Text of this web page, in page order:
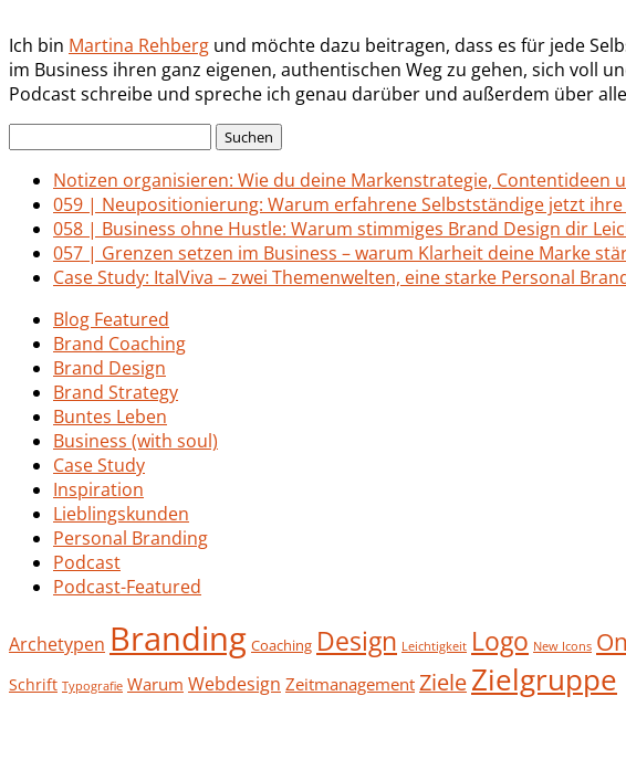
Ich bin Martina Rehberg und möchte dazu beitragen, dass es für jede
im Business ihren ganz eigenen, authentischen Weg zu gehen, sich voll
Podcast schreibe und spreche ich genau darüber und außerdem über
Notizen organisieren: Wie du deine Markenstrategie,
059 | Neupositionierung: Warum erfahrene Selbstständige jetzt
058 | Business ohne Hustle: Warum stimmiges Brand Design dir
057 | Grenzen setzen im Business – warum Klarheit deine Marke
Case Study: ItalViva – zwei Themenwelten, eine starke Personal
Blog Featured
Brand Coaching
Brand Design
Brand Strategy
Buntes Leben
Business (with soul)
Case Study
Inspiration
Lieblingskunden
Personal Branding
Podcast
Podcast-Featured
Archetypen Branding Coaching Design Leichtigkeit Logo New Icons
Schrift Typografie Warum Webdesign ZeitmanagementZieleZielgruppe